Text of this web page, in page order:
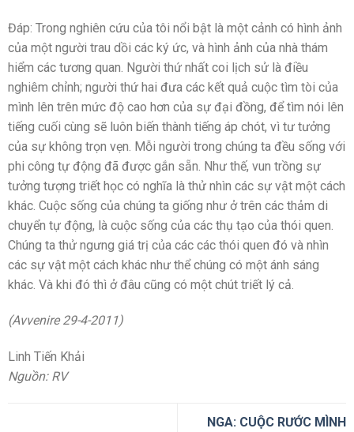
Đáp: Trong nghiên cứu của tôi nổi bật là một cảnh có hình ảnh
của một người trau dồi các ký ức, và hình ảnh của nhà thám
hiểm các tương quan. Người thứ nhất coi lịch sử là điều
nghiêm chỉnh; người thứ hai đưa các kết quả cuộc tìm tòi của
mình lên trên mức độ cao hơn của sự đại đồng, để tìm nói lên
tiếng cuối cùng sẽ luôn biến thành tiếng áp chót, vì tư tưởng
của sự không trọn vẹn. Mỗi người trong chúng ta đều sống với
phi công tự động đã được gắn sẵn. Như thế, vun trồng sự
tưởng tượng triết học có nghĩa là thử nhìn các sự vật một cách
khác. Cuộc sống của chúng ta giống như ở trên các thảm di
chuyển tự động, là cuộc sống của các thụ tạo của thói quen.
Chúng ta thử ngưng giá trị của các các thói quen đó và nhìn
các sự vật một cách khác như thể chúng có một ánh sáng
khác. Và khi đó thì ở đâu cũng có một chút triết lý cả.
(Avvenire 29-4-2011)
Linh Tiến Khải
Nguồn: RV
NGA: CUỘC RƯỚC MÌNH